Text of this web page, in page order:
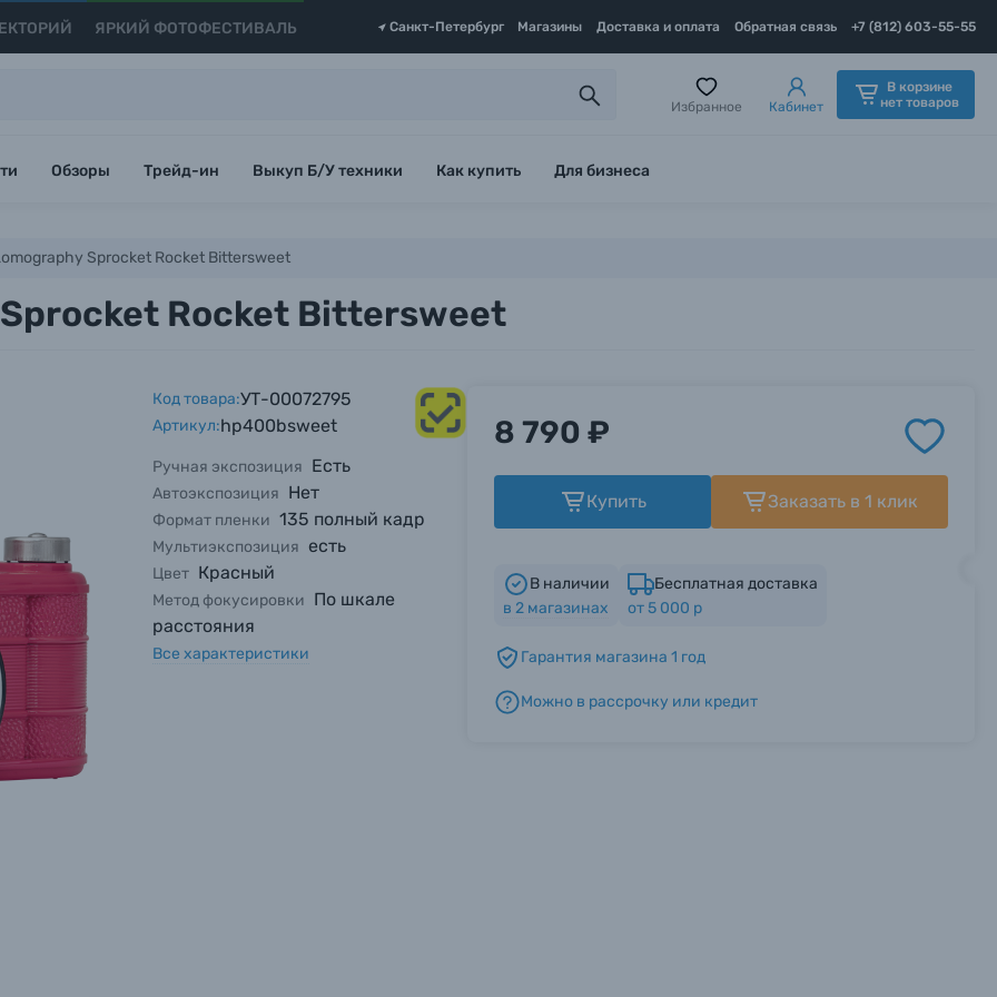
ЯРКИЙ ФОТОФЕСТИВАЛЬ Санкт-Петербург Магазины Доставка и оплата Обратная связь +7 (812) 603-55-55
Избранное Кабинет
В корзине
нет товаров
Обзоры Трейд-ин Выкуп Б/У техники Как купить Для бизнеса
Sprocket Rocket Bittersweet
Rocket Bittersweet
Код товара:УТ-00072795
Артикул:hp400bsweet
Ручная экспозиция Есть
Автоэкспозиция Нет
Формат пленки 135 полный кадр
Мультиэкспозиция есть
Цвет Красный
Метод фокусировки По шкале
расстояния
Все характеристики
8 790 ₽
Купить Заказать в 1 клик
В наличии
в 2магазинах
Бесплатная доставка
от 5 000 р
Гарантия магазина 1 год
Можно в рассрочку или кредит